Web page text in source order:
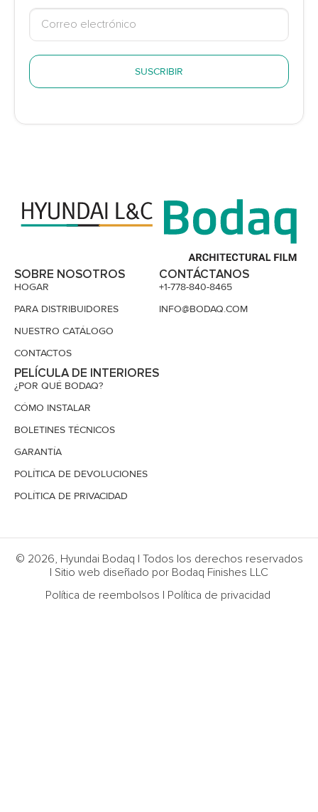
SUSCRIBIR
SOBRE NOSOTROS
HOGAR
PARA DISTRIBUIDORES
NUESTRO CATÁLOGO
CONTACTOS
PELÍCULA DE INTERIORES
¿POR QUÉ BODAQ?
CÓMO INSTALAR
BOLETINES TÉCNICOS
GARANTÍA
POLÍTICA DE DEVOLUCIONES
POLÍTICA DE PRIVACIDAD
CONTÁCTANOS
+1-778-840-8465
INFO@BODAQ.COM
© 2026, Hyundai Bodaq | Todos los derechos reservados
| Sitio web diseñado por Bodaq Finishes LLC
Política de reembolsos | Política de privacidad